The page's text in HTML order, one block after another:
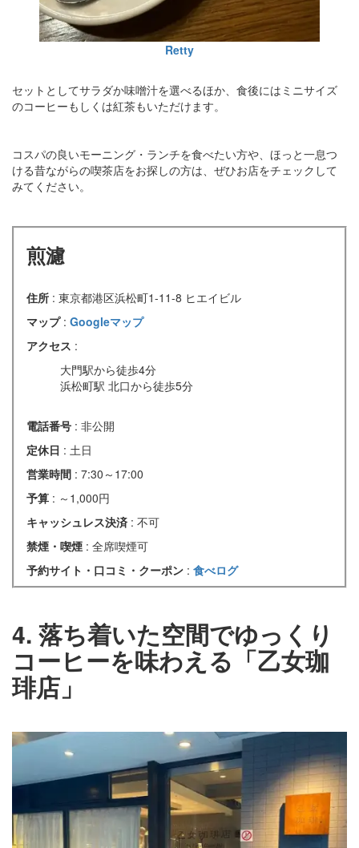
Retty
セットとしてサラダか味噌汁を選べるほか、食後にはミニサイズ
のコーヒーもしくは紅茶もいただけます。
コスパの良いモーニング・ランチを食べたい方や、ほっと一息つ
ける昔ながらの喫茶店をお探しの方は、ぜひお店をチェックして
みてください。
煎濾
住所 : 東京都港区浜松町1-11-8 ヒエイビル
マップ : Googleマップ
アクセス :
大門駅から徒歩4分
浜松町駅 北口から徒歩5分
電話番号 : 非公開
定休日 : 土日
営業時間 : 7:30～17:00
予算 : ～1,000円
キャッシュレス決済 : 不可
禁煙・喫煙 : 全席喫煙可
予約サイト・口コミ・クーポン : 食べログ
4. 落ち着いた空間でゆっくり
コーヒーを味わえる「乙女珈
琲店」